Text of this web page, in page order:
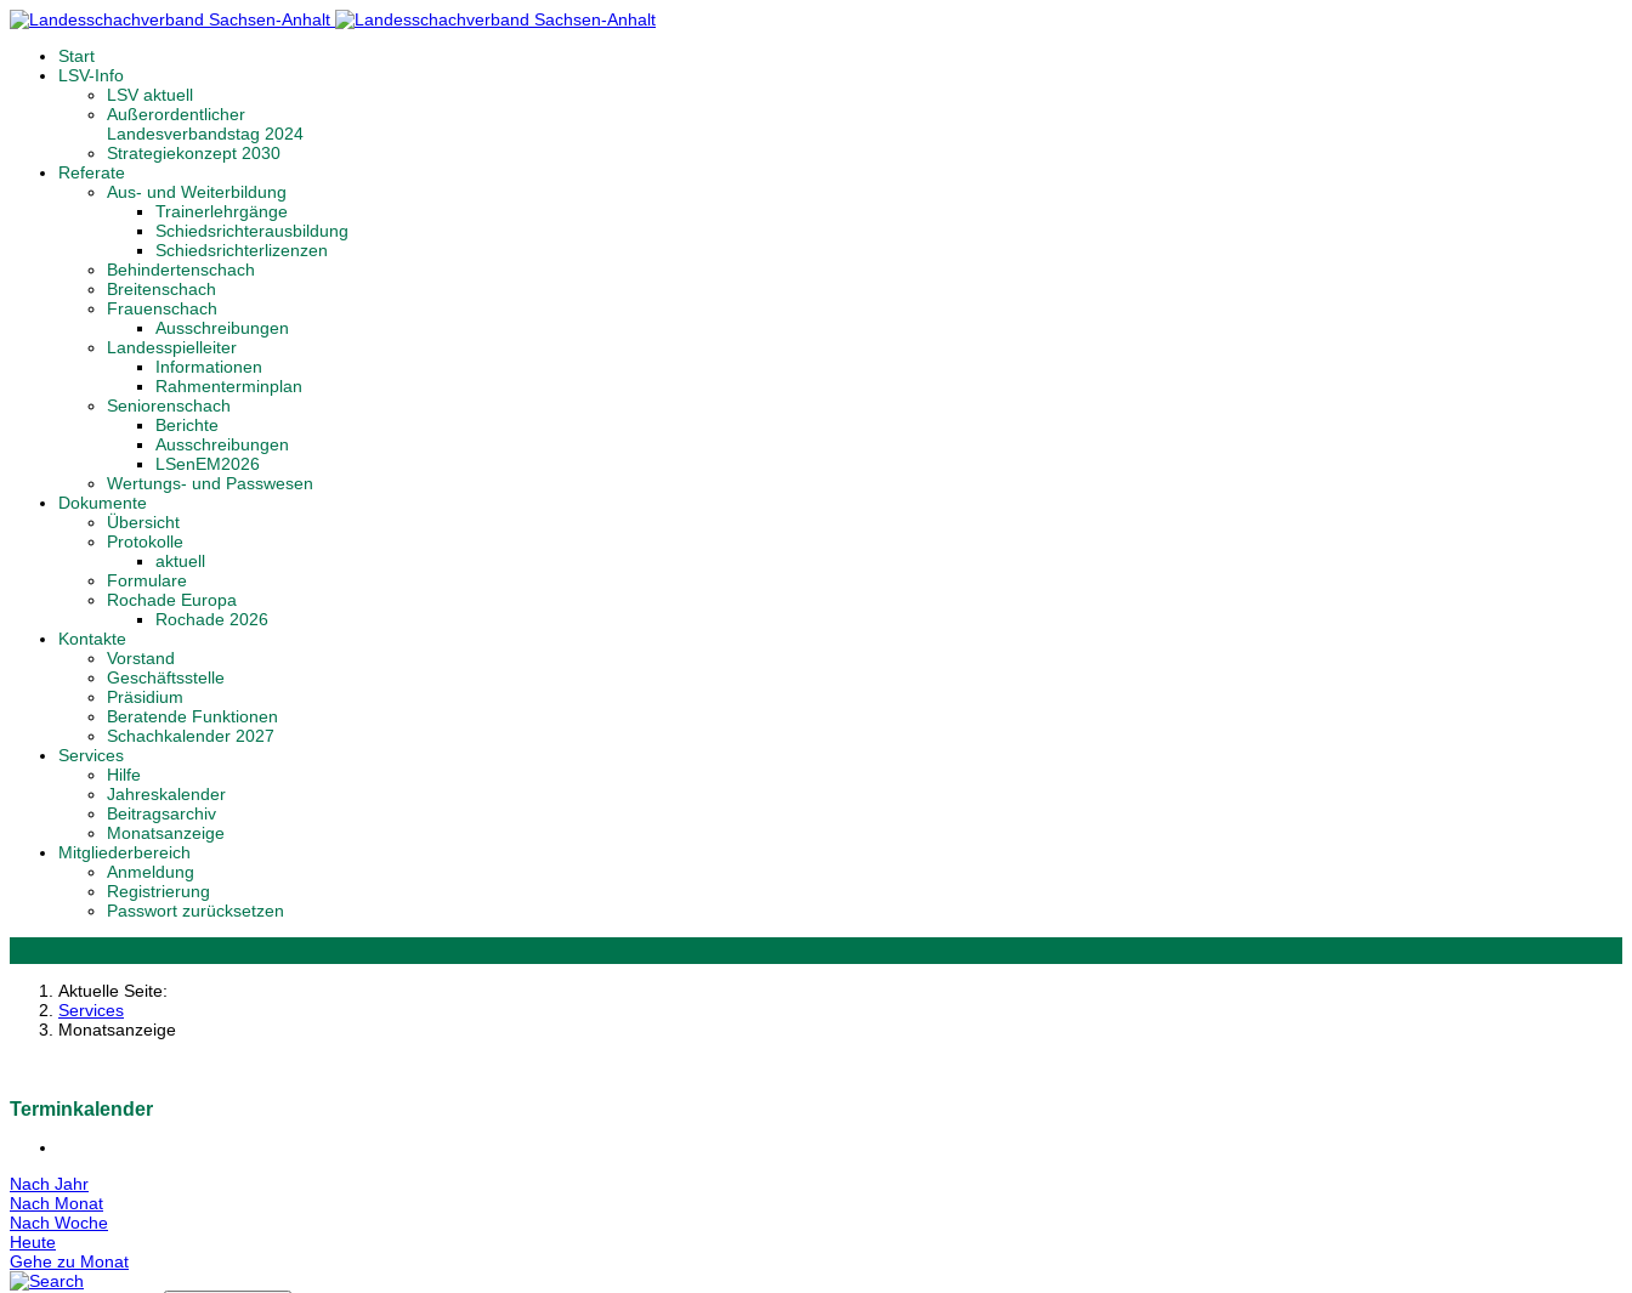
Start
LSV-Info
LSV aktuell
Außerordentlicher
Landesverbandstag 2024
Strategiekonzept 2030
Referate
Aus- und Weiterbildung
Trainerlehrgänge
Schiedsrichterausbildung
Schiedsrichterlizenzen
Behindertenschach
Breitenschach
Frauenschach
Ausschreibungen
Landesspielleiter
Informationen
Rahmenterminplan
Seniorenschach
Berichte
Ausschreibungen
LSenEM2026
Wertungs- und Passwesen
Dokumente
Übersicht
Protokolle
aktuell
Formulare
Rochade Europa
Rochade 2026
Kontakte
Vorstand
Geschäftsstelle
Präsidium
Beratende Funktionen
Schachkalender 2027
Services
Hilfe
Jahreskalender
Beitragsarchiv
Monatsanzeige
Mitgliederbereich
Anmeldung
Registrierung
Passwort zurücksetzen
Aktuelle Seite:
Services
Monatsanzeige
Terminkalender
Nach Jahr
Nach Monat
Nach Woche
Heute
Gehe zu Monat